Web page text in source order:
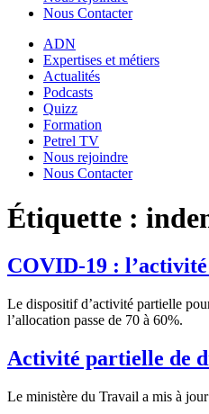
Nous Contacter
ADN
Expertises et métiers
Actualités
Podcasts
Quizz
Formation
Petrel TV
Nous rejoindre
Nous Contacter
Étiquette :
COVID-19 :
Le dispositif d’activité partielle
l’allocation passe de 70 à 60%.
Activité partielle de
Le ministère du Travail a mis à